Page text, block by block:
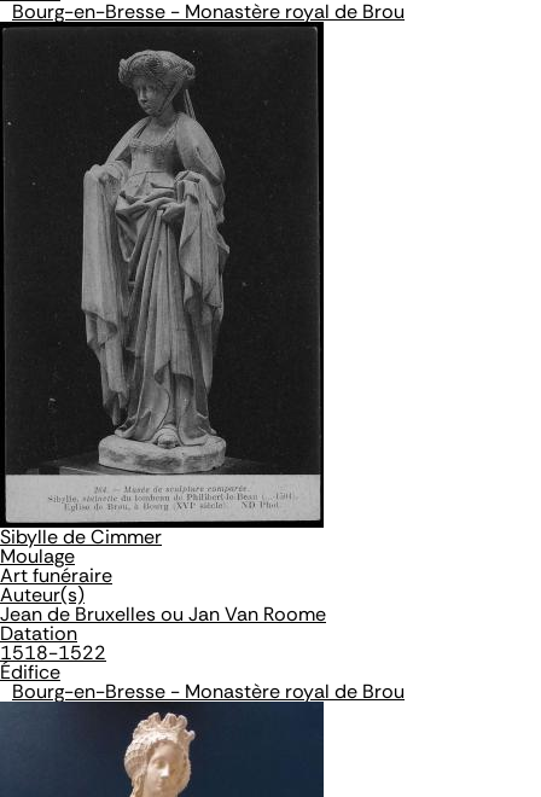
Bourg-en-Bresse - Monastère royal de Brou
Sibylle de Cimmer
Moulage
Art funéraire
Auteur(s)
Jean de Bruxelles ou Jan Van Roome
Datation
1518-1522
Édifice
Bourg-en-Bresse - Monastère royal de Brou